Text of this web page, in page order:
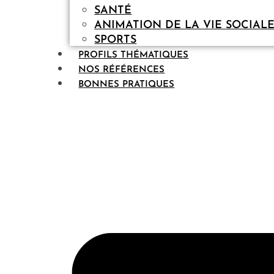
SANTÉ
ANIMATION DE LA VIE
SPORTS
PROFILS THÉMATIQUES
NOS RÉFÉRENCES
BONNES PRATIQUES